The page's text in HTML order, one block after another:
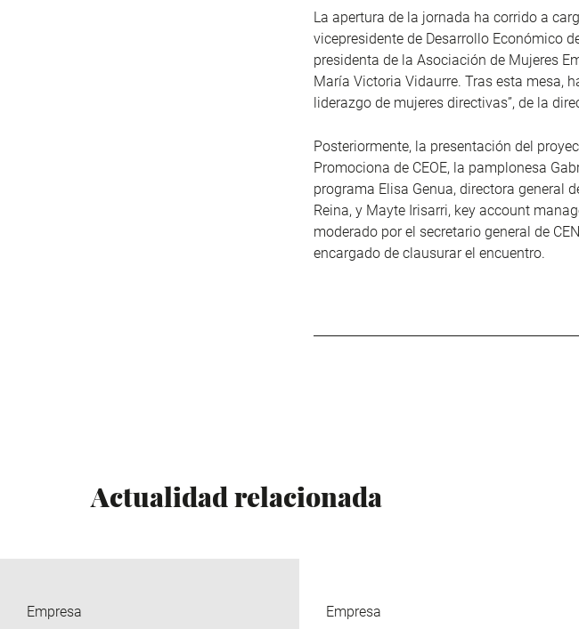
La apertura de la jornada ha corrido a
vicepresidente de Desarrollo Económico
presidenta de la Asociación de Mujeres
María Victoria Vidaurre. Tras esta mesa,
liderazgo de mujeres directivas”, de la
Posteriormente, la presentación del
Promociona de CEOE, la pamplonesa
programa Elisa Genua, directora general
Reina, y Mayte Irisarri, key account
moderado por el secretario general de
encargado de clausurar el encuentro.
Actualidad relacionada
Empresa Empresa